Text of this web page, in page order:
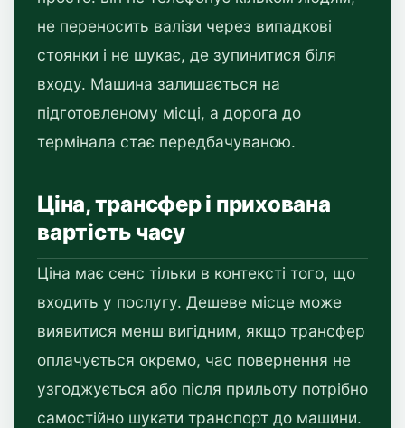
не переносить валізи через випадкові
стоянки і не шукає, де зупинитися біля
входу. Машина залишається на
підготовленому місці, а дорога до
термінала стає передбачуваною.
Ціна, трансфер і прихована
вартість часу
Ціна має сенс тільки в контексті того, що
входить у послугу. Дешеве місце може
виявитися менш вигідним, якщо трансфер
оплачується окремо, час повернення не
узгоджується або після прильоту потрібно
самостійно шукати транспорт до машини.